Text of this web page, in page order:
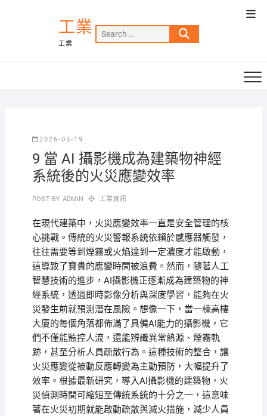
工業
工業
Search
…
2026-05-19
9 當 AI 攝影機成為建築物神經
系統後的火災應變效率
POST BY ADMIN 工業資訊
在現代建築中，火災應變效率一直是安全管理的核
心挑戰。傳統的火災警報系統依賴於感應器觸發，
往往需要等到煙霧或火焰達到一定濃度才能啟動，
這導致了寶貴的應變時間被浪費。然而，隨著人工
智慧技術的進步，AI攝影機正逐漸成為建築物的神
經系統，透過即時影像分析與深度學習，能夠在火
災發生前就預測潛在風險。想像一下，當一棟高樓
大廈的每個角落都佈滿了具備AI能力的攝影機，它
們不僅能監控人流，還能辨識異常熱源、煙霧軌
跡，甚至分析人員疏散行為。這種技術的整合，讓
火災應變從被動反應轉變為主動預防，大幅提升了
效率。根據最新研究，導入AI攝影機的建築物，火
災偵測時間可縮短至傳統系統的十分之一，這意味
著在火災初期就能啟動疏散與滅火措施，減少人員